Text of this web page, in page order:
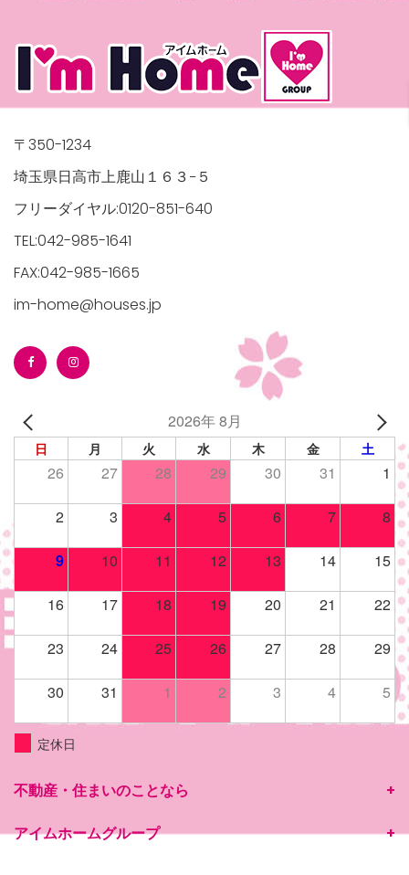
〒350-1234
埼玉県日高市上鹿山１６３−５
フリーダイヤル:0120-851-640
TEL:042-985-1641
FAX:042-985-1665
im-home@houses.jp
2026年 8月
日 月 火 水 木 金 土
26 27 28 29 30 31 1
2 3 4 5 6 7 8
9 10 11 12 13 14 15
16 17 18 19 20 21 22
23 24 25 26 27 28 29
30 31 1 2 3 4 5
定休日
不動産・住まいのことなら
アイムホームグループ